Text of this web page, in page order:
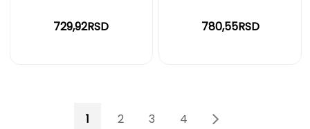
729,92RSD 780,55RSD
You're currently reading page
1 Page
2 Page
3 Page
4 Page
5Page
Sledeće